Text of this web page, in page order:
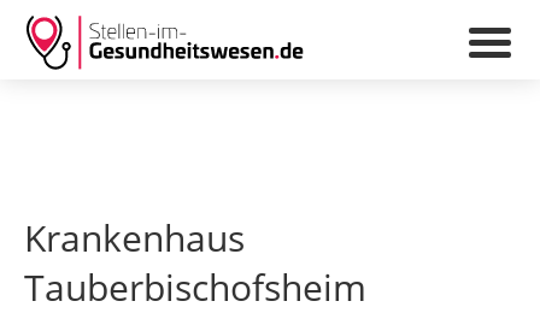
Krankenhaus
Tauberbischofsheim